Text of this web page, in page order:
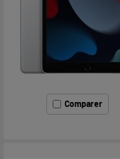
Comparer